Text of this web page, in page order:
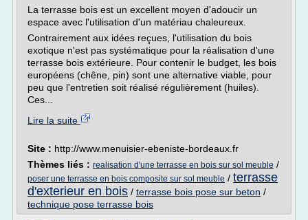
La terrasse bois est un excellent moyen d'adoucir un
espace avec l'utilisation d'un matériau chaleureux.
Contrairement aux idées reçues, l'utilisation du bois
exotique n'est pas systématique pour la réalisation d'une
terrasse bois extérieure. Pour contenir le budget, les bois
européens (chêne, pin) sont une alternative viable, pour
peu que l'entretien soit réalisé régulièrement (huiles).
Ces...
Lire la suite
Site : http://www.menuisier-ebeniste-bordeaux.fr
Thèmes liés : realisation d'une terrasse en bois sur sol meuble /
poser une terrasse en bois composite sur sol meuble / terrasse
d'exterieur en bois / terrasse bois pose sur beton /
technique pose terrasse bois